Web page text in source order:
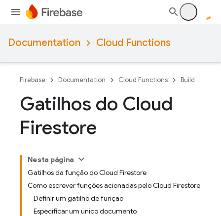
Documentation Cloud Functions
Firebase Documentation Cloud Functions Build
Gatilhos do Cloud
Firestore
Nesta página
Gatilhos da função do Cloud Firestore
Como escrever funções acionadas pelo Cloud Firestore
Definir um gatilho de função
Especificar um único documento